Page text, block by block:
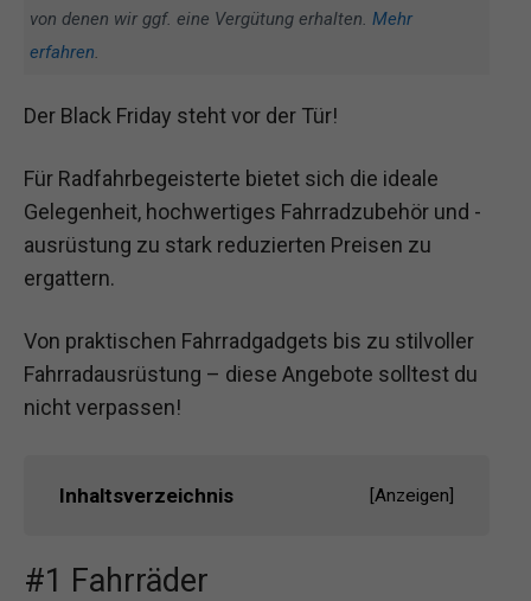
von denen wir ggf. eine Vergütung erhalten. Mehr
erfahren.
Der Black Friday steht vor der Tür!
Für Radfahrbegeisterte bietet sich die ideale
Gelegenheit, hochwertiges Fahrradzubehör und -
ausrüstung zu stark reduzierten Preisen zu
ergattern.
Von praktischen Fahrradgadgets bis zu stilvoller
Fahrradausrüstung – diese Angebote solltest du
nicht verpassen!
Inhaltsverzeichnis [Anzeigen]
#1 Fahrräder